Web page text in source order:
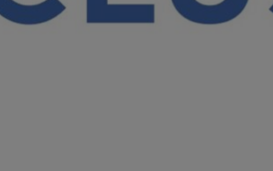
据提供方和数据使用方，实现安全合规的